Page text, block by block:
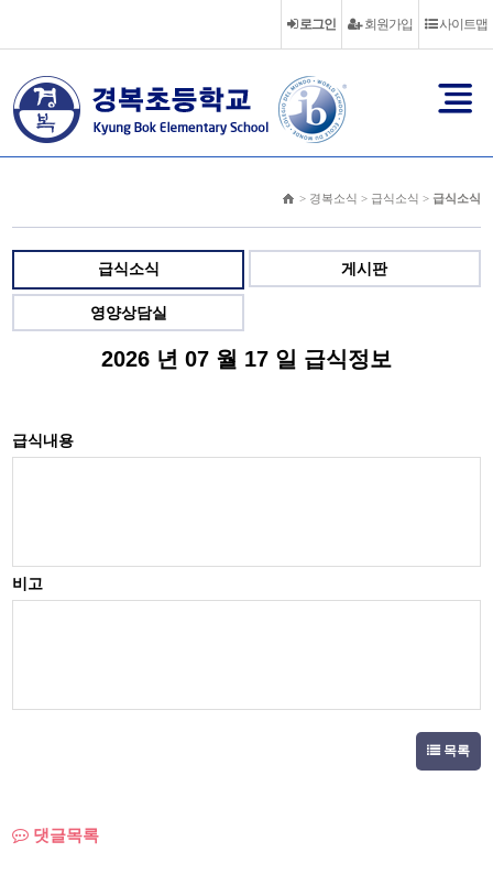
사이트맵
회원가입
로그인
> 경복소식 > 급식소식 > 급식소식
급식소식 게시판
영양상담실
2026 년 07 월 17 일 급식정보
급식내용
비고
목록
댓글목록